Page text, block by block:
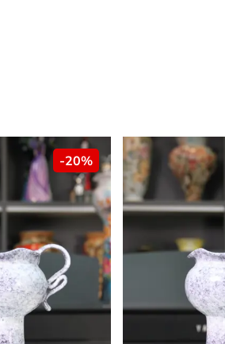
-20%